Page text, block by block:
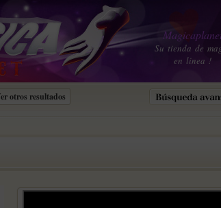
Su tienda de
en linea !